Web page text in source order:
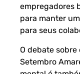
empregadores
para manter
para seus
O debate
Setembro